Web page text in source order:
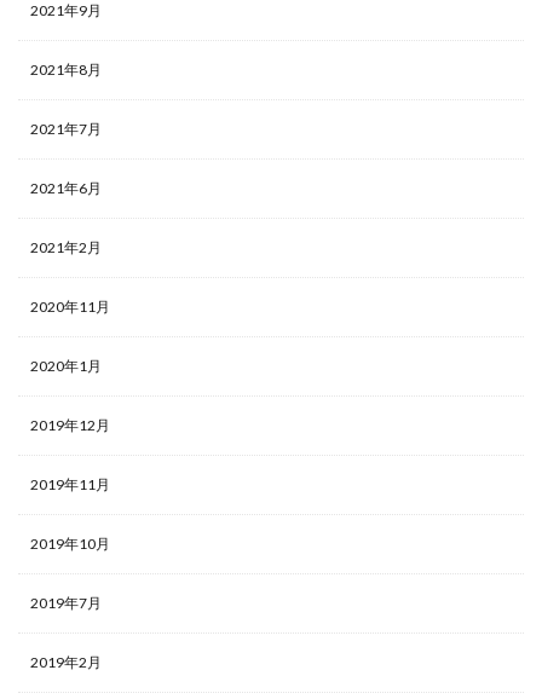
2021年9月
2021年8月
2021年7月
2021年6月
2021年2月
2020年11月
2020年1月
2019年12月
2019年11月
2019年10月
2019年7月
2019年2月